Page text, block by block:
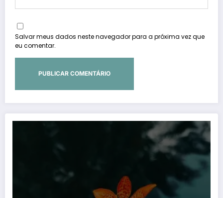
Salvar meus dados neste navegador para a próxima vez que
eu comentar.